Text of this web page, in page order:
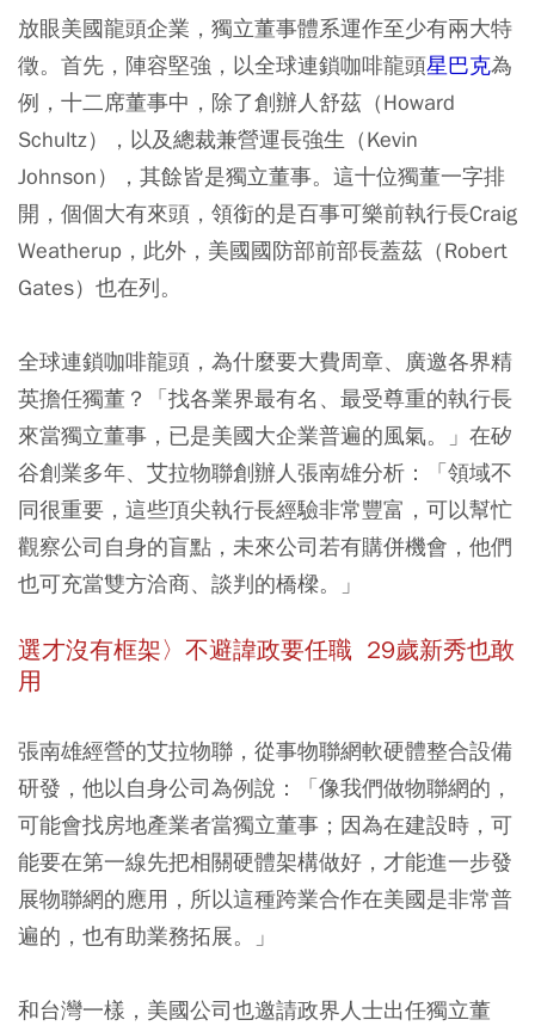
放眼美國龍頭企業，獨立董事體系運作至少有兩大特
徵。首先，陣容堅強，以全球連鎖咖啡龍頭星巴克為
例，十二席董事中，除了創辦人舒茲（Howard
Schultz），以及總裁兼營運長強生（Kevin
Johnson），其餘皆是獨立董事。這十位獨董一字排
開，個個大有來頭，領銜的是百事可樂前執行長Craig
Weatherup，此外，美國國防部前部長蓋茲（Robert
Gates）也在列。
全球連鎖咖啡龍頭，為什麼要大費周章、廣邀各界精
英擔任獨董？「找各業界最有名、最受尊重的執行長
來當獨立董事，已是美國大企業普遍的風氣。」在矽
谷創業多年、艾拉物聯創辦人張南雄分析：「領域不
同很重要，這些頂尖執行長經驗非常豐富，可以幫忙
觀察公司自身的盲點，未來公司若有購併機會，他們
也可充當雙方洽商、談判的橋樑。」
選才沒有框架〉不避諱政要任職 29歲新秀也敢
用
張南雄經營的艾拉物聯，從事物聯網軟硬體整合設備
研發，他以自身公司為例說：「像我們做物聯網的，
可能會找房地產業者當獨立董事；因為在建設時，可
能要在第一線先把相關硬體架構做好，才能進一步發
展物聯網的應用，所以這種跨業合作在美國是非常普
遍的，也有助業務拓展。」
和台灣一樣，美國公司也邀請政界人士出任獨立董